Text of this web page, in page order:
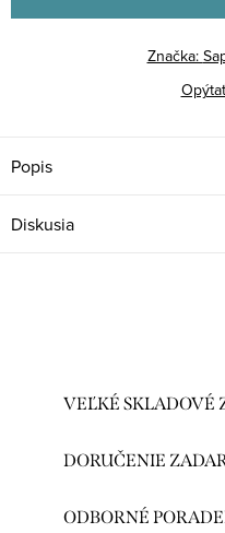
Značka:
Popis
Diskusia
VEĽKÉ SKLADOVÉ
DORUČENIE
ODBORNÉ